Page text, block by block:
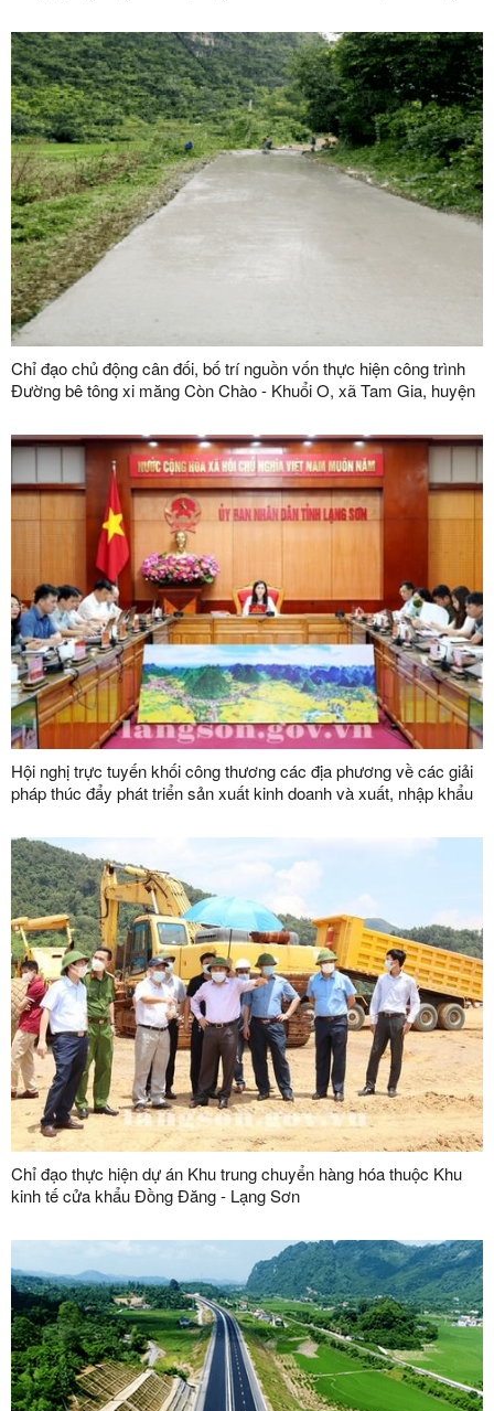
Chỉ đạo chủ động cân đối, bố trí nguồn vốn thực hiện công trình
Đường bê tông xi măng Còn Chào - Khuổi O, xã Tam Gia, huyện
Hội nghị trực tuyến khối công thương các địa phương về các giải
pháp thúc đẩy phát triển sản xuất kinh doanh và xuất, nhập khẩu
Chỉ đạo thực hiện dự án Khu trung chuyển hàng hóa thuộc Khu
kinh tế cửa khẩu Đồng Đăng - Lạng Sơn